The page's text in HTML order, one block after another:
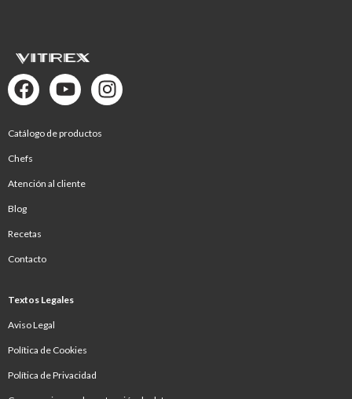
Catálogo de productos
Chefs
Atención al cliente
Blog
Recetas
Contacto
Textos Legales
Aviso Legal
Política de Cookies
Política de Privacidad